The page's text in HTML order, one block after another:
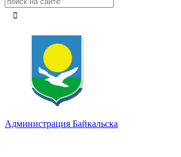
Администрация Байкальска